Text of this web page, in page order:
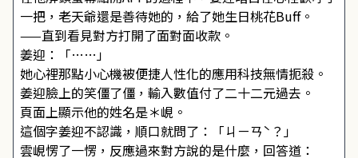
一把，老天爺還是善待她的，給了她生日桃花Buff。
——直到看見對方打開了面對面收款。
姜迎：「……」
她心裡那點小心機被便捷人性化的應用科技無情扼殺。
姜迎臉上的笑僵了僵，輸入數值付了二十二元過去。
頁面上顯示他的姓名是＊峴。
這個字姜迎不認識，順口就問了：「ㄐㄧㄢˋ？」
雲峴愣了一愣，反應過來對方說的是什麼，回答道：